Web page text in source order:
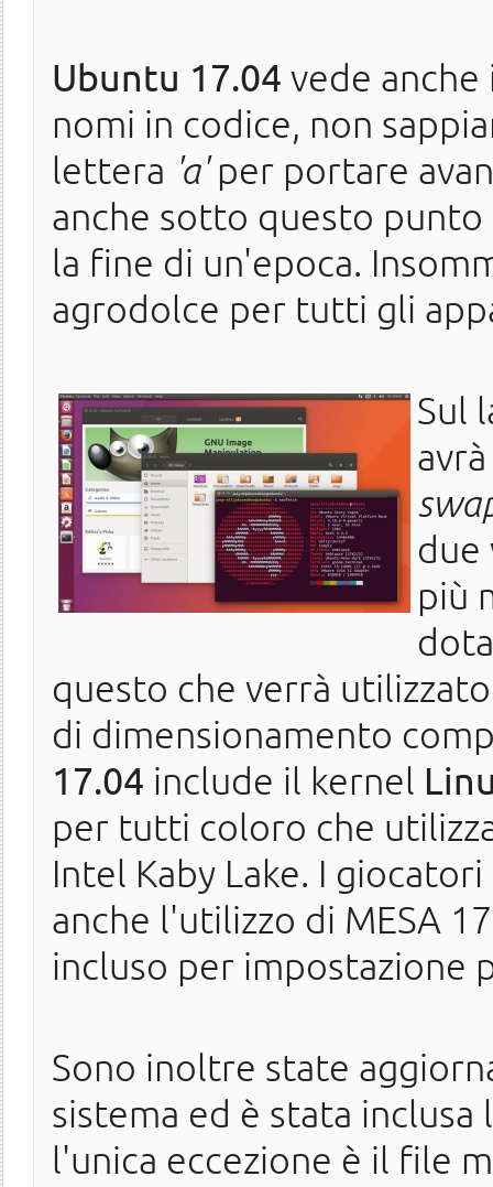
Ubuntu 17.04 vede
nomi in codice, non
lettera 'a'per portare
anche sotto questo
la fine di un'epoca.
agrodolce per tutti gli
Sul
più
questo che verrà
di dimensionamento
17.04 include il kernel
per tutti coloro che
Intel Kaby Lake. I
anche l'utilizzo di MESA
incluso per impostazione
Sono inoltre state
sistema ed è stata
l'unica eccezione è il file